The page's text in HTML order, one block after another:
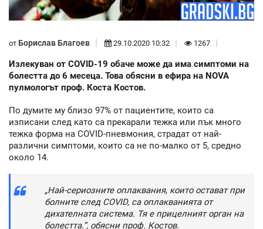
от Борислав Благоев 29.10.2020 10:32 1267
Излекуван от COVID-19 обаче може да има симптоми на
болестта до 6 месеца. Това обясни в ефира на NOVA
пулмологът проф. Коста Костов.
По думите му близо 97% от пациентите, които са
изписани след като са прекарали тежка или пък много
тежка форма на COVID-пневмония, страдат от най-
различни симптоми, които са не по-малко от 5, средно
около 14.
„Най-сериозните оплаквания, които остават при
болните след COVID, са оплакванията от
дихателната система. Тя е прицелният орган на
болестта.”, обясни проф. Костов.